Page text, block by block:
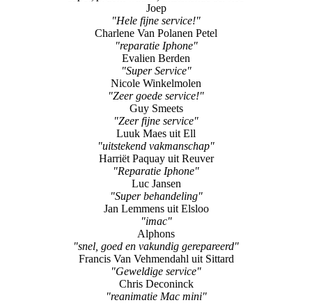
Evalien Berden
"Super Service"
Nicole Winkelmolen
"Zeer goede service!"
Guy Smeets
"Zeer fijne service"
Luuk Maes uit Ell
"uitstekend vakmanschap"
Harriët Paquay uit Reuver
"Reparatie Iphone"
Luc Jansen
"Super behandeling"
Jan Lemmens uit Elsloo
"imac"
Alphons
"snel, goed en vakundig gerepareerd"
Francis Van Vehmendahl uit Sittard
"Geweldige service"
Chris Deconinck
"reanimatie Mac mini"
Hans Boots uit Roermond
"snel en vakkundig"
Danny